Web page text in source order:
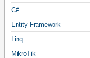
C#
Entity Framework
Linq
MikroTik